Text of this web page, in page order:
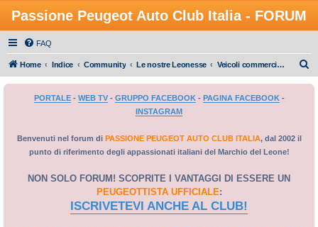
Passione Peugeot Auto Club Italia - FORUM
FAQ
Home Indice Community Le nostre Leonesse Veicoli commerciali e allestimenti speciali, altri veicoli
PORTALE- WEB TV- GRUPPO FACEBOOK- PAGINA FACEBOOK-
INSTAGRAM
Benvenuti nel forum di PASSIONE PEUGEOT AUTO CLUB ITALIA, dal 2002 il
punto di riferimento degli appassionati italiani del Marchio del Leone!
NON SOLO FORUM! SCOPRITE I VANTAGGI DI ESSERE UN
PEUGEOTTISTA UFFICIALE:
ISCRIVETEVI ANCHE AL CLUB!